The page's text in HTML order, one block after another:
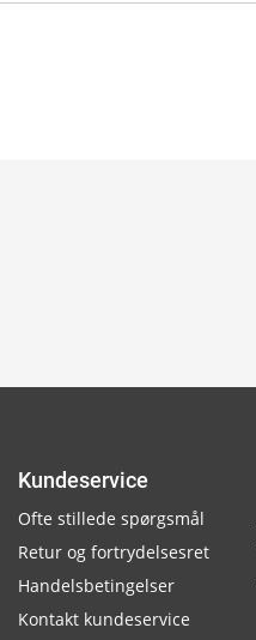
Kundeservice
Ofte stillede spørgsmål
Retur og fortrydelsesret
Handelsbetingelser
Kontakt kundeservice